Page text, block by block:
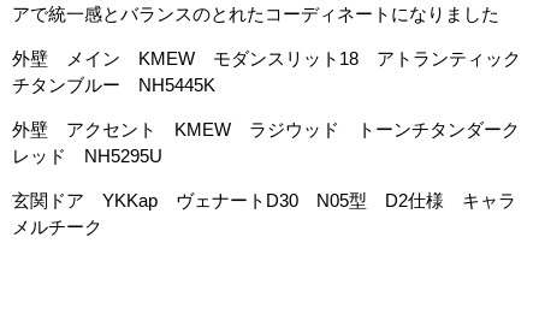
アで統一感とバランスのとれたコーディネートになりました
外壁 メイン KMEW モダンスリット18 アトランティック
チタンブルー NH5445K
外壁 アクセント KMEW ラジウッド トーンチタンダーク
レッド NH5295U
玄関ドア YKKap ヴェナートD30 N05型 D2仕様 キャラ
メルチーク